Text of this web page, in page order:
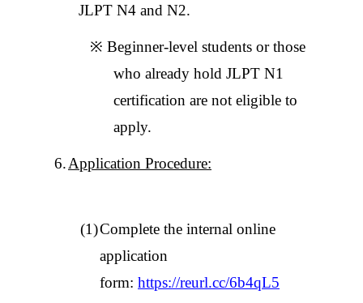
JLPT N4 and N2.
※ Beginner-level students or those
who already hold JLPT N1
certification are not eligible to
apply.
6.Application Procedure:
(1)Complete the internal online
application
form: https://reurl.cc/6b4qL5